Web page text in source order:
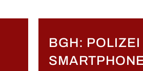
BGH: POLIZEI